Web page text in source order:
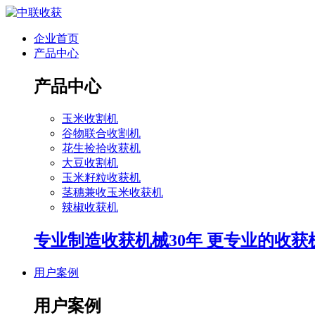
企业首页
产品中心
产品中心
玉米收割机
谷物联合收割机
花生捡拾收获机
大豆收割机
玉米籽粒收获机
茎穗兼收玉米收获机
辣椒收获机
专业制造收获机械30年 更专业的收获
用户案例
用户案例